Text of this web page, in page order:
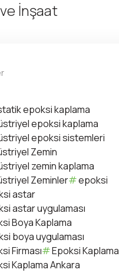
ve İnşaat
epoksi kaplama
epoksi kaplama
epoksi sistemleri
Zemin
zemin kaplama
Zeminler
epoksi
astar
astar uygulaması
Boya Kaplama
boya uygulaması
Firması
Epoksi Kaplama
Kaplama Ankara